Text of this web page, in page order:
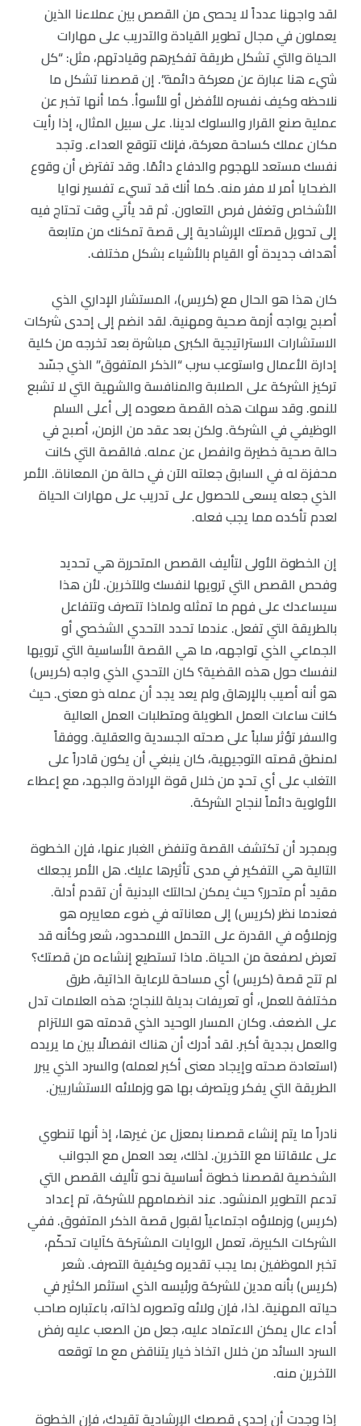
لقد واجهنا عدداً لا يحصى من القصص بين عملاءنا الذين
يعملون في مجال تطوير القيادة والتدريب على مهارات
الحياة والتي تشكل طريقة تفكيرهم وقيادتهم، مثل: “كل
شيء هنا عبارة عن معركة دائمة”. إن قصصنا تشكل ما
نلاحظه وكيف نفسره للأفضل أو للأسوأ. كما أنها تخبر عن
عملية صنع القرار والسلوك لدينا. على سبيل المثال، إذا رأيت
مكان عملك كساحة معركة، فإنك تتوقع العداء. وتجد
نفسك مستعد للهجوم والدفاع دائمًا. وقد تفترض أن وقوع
الضحايا أمر لا مفر منه. كما أنك قد تسيء تفسير نوايا
الأشخاص وتغفل فرص التعاون. ثم قد يأتي وقت تحتاج فيه
إلى تحويل قصتك الإرشادية إلى قصة تمكنك من متابعة
أهداف جديدة أو القيام بالأشياء بشكل مختلف.
كان هذا هو الحال مع (كريس)، المستشار الإداري الذي
أصبح يواجه أزمة صحية ومهنية. لقد انضم إلى إحدى شركات
الاستشارات الاستراتيجية الكبرى مباشرة بعد تخرجه من كلية
إدارة الأعمال واستوعب سرب “الذكر المتفوق” الذي جسّد
تركيز الشركة على الصلابة والمنافسة والشهية التي لا تشبع
للنمو. وقد سهلت هذه القصة صعوده إلى أعلى السلم
الوظيفي في الشركة. ولكن بعد عقد من الزمن، أصبح في
حالة صحية خطيرة وانفصل عن عمله. فالقصة التي كانت
محفزة له في السابق جعلته الآن في حالة من المعاناة. الأمر
الذي جعله يسعى للحصول على تدريب على مهارات الحياة
لعدم تأكده مما يجب فعله.
إن الخطوة الأولى لتأليف القصص المتحررة هي تحديد
وفحص القصص التي ترويها لنفسك وللآخرين. لأن هذا
سيساعدك على فهم ما تمثله ولماذا تتصرف وتتفاعل
بالطريقة التي تفعل. عندما تحدد التحدي الشخصي أو
الجماعي الذي تواجهه، ما هي القصة الأساسية التي ترويها
لنفسك حول هذه القضية؟ كان التحدي الذي واجه (كريس)
هو أنه أصيب بالإرهاق ولم يعد يجد أن عمله ذو معنى. حيث
كانت ساعات العمل الطويلة ومتطلبات العمل العالية
والسفر تؤثر سلباً على صحته الجسدية والعقلية. ووفقاً
لمنطق قصته التوجيهية، كان ينبغي أن يكون قادراً على
التغلب على أي تحدٍ من خلال قوة الإرادة والجهد، مع إعطاء
الأولوية دائماً لنجاح الشركة.
وبمجرد أن تكتشف القصة وتنفض الغبار عنها، فإن الخطوة
التالية هي التفكير في مدى تأثيرها عليك. هل الأمر يجعلك
مقيد أم متحرر؟ حيث يمكن لحالتك البدنية أن تقدم أدلة.
فعندما نظر (كريس) إلى معاناته في ضوء معاييره هو
وزملاؤه في القدرة على التحمل اللامحدود، شعر وكأنه قد
تعرض لصفعة من الحياة. ماذا تستطيع إنشاءه من قصتك؟
لم تتح قصة (كريس) أي مساحة للرعاية الذاتية، طرق
مختلفة للعمل، أو تعريفات بديلة للنجاح؛ هذه العلامات تدل
على الضعف. وكان المسار الوحيد الذي قدمته هو الالتزام
والعمل بجدية أكبر. لقد أدرك أن هناك انفصالًا بين ما يريده
(استعادة صحته وإيجاد معنى أكبر لعمله) والسرد الذي يبرر
الطريقة التي يفكر ويتصرف بها هو وزملائه الاستشاريين.
نادراً ما يتم إنشاء قصصنا بمعزل عن غيرها، إذ أنها تنطوي
على علاقاتنا مع الآخرين. لذلك، يعد العمل مع الجوانب
الشخصية لقصصنا خطوة أساسية نحو تأليف القصص التي
تدعم التطوير المنشود. عند انضمامهم للشركة، تم إعداد
(كريس) وزملاؤه اجتماعياً لقبول قصة الذكر المتفوق. ففي
الشركات الكبيرة، تعمل الروايات المشتركة كآليات تحكّم،
تخبر الموظفين بما يجب تقديره وكيفية التصرف. شعر
(كريس) بأنه مدين للشركة ورئيسه الذي استثمر الكثير في
حياته المهنية. لذا، فإن ولائه وتصوره لذاته، باعتباره صاحب
أداء عال يمكن الاعتماد عليه، جعل من الصعب عليه رفض
السرد السائد من خلال اتخاذ خيار يتناقض مع ما توقعه
الآخرين منه.
إذا وجدت أن إحدى قصصك الإرشادية تقيدك، فإن الخطوة